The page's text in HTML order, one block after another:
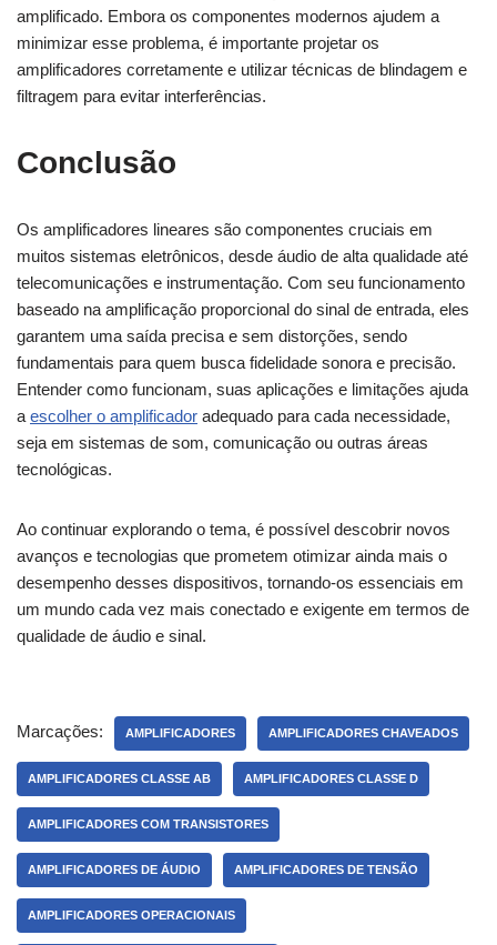
amplificado. Embora os componentes modernos ajudem a
minimizar esse problema, é importante projetar os
amplificadores corretamente e utilizar técnicas de blindagem e
filtragem para evitar interferências.
Conclusão
Os amplificadores lineares são componentes cruciais em
muitos sistemas eletrônicos, desde áudio de alta qualidade até
telecomunicações e instrumentação. Com seu funcionamento
baseado na amplificação proporcional do sinal de entrada, eles
garantem uma saída precisa e sem distorções, sendo
fundamentais para quem busca fidelidade sonora e precisão.
Entender como funcionam, suas aplicações e limitações ajuda
a escolher o amplificador adequado para cada necessidade,
seja em sistemas de som, comunicação ou outras áreas
tecnológicas.
Ao continuar explorando o tema, é possível descobrir novos
avanços e tecnologias que prometem otimizar ainda mais o
desempenho desses dispositivos, tornando-os essenciais em
um mundo cada vez mais conectado e exigente em termos de
qualidade de áudio e sinal.
Marcações: AMPLIFICADORES AMPLIFICADORES CHAVEADOS
AMPLIFICADORES CLASSE AB AMPLIFICADORES CLASSE D
AMPLIFICADORES COM TRANSISTORES
AMPLIFICADORES DE ÁUDIO AMPLIFICADORES DE TENSÃO
AMPLIFICADORES OPERACIONAIS